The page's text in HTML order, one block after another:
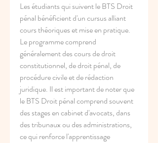
Les étudiants qui suivent le BTS Droit
pénal bénéficient d'un cursus alliant
cours théoriques et mise en pratique.
Le programme comprend
généralement des cours de droit
constitutionnel, de droit pénal, de
procédure civile et de rédaction
juridique. Il est important de noter que
le BTS Droit pénal comprend souvent
des stages en cabinet d'avocats, dans
des tribunaux ou des administrations,
ce qui renforce l'apprentissage